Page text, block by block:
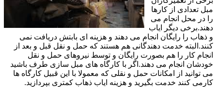
مبل تعدادی از کارها
را در محل انجام می
دهند.برخی دیگر ایاب
و ذهاب را رایگان انجام می دهند و هزینه ای بابتش دریافت نمی
کنند.البته خدمت دهندگانی هم هستند که حمل و نقل قبل و بعد از
انجام کار را هم بصورت رایگان و توسط نیروهای حمل و نقل
خودشان انجام می دهند.اگر با کارگاه های مبل سازی طرف باشید
می توانید از امکانات حمل و نقلی که معمولا با این قبیل کارگاه ها
کارمی کنند خدمت بگیرید و هزینه ایاب ذهاب کمتری بپردازید.